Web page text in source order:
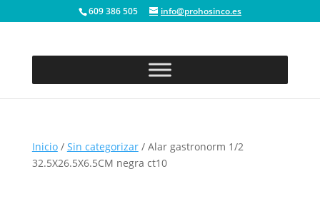
609 386 505 info@prohosinco.es
Inicio/ Sin categorizar/ Alar gastronorm 1/2
32.5X26.5X6.5CM negra ct10